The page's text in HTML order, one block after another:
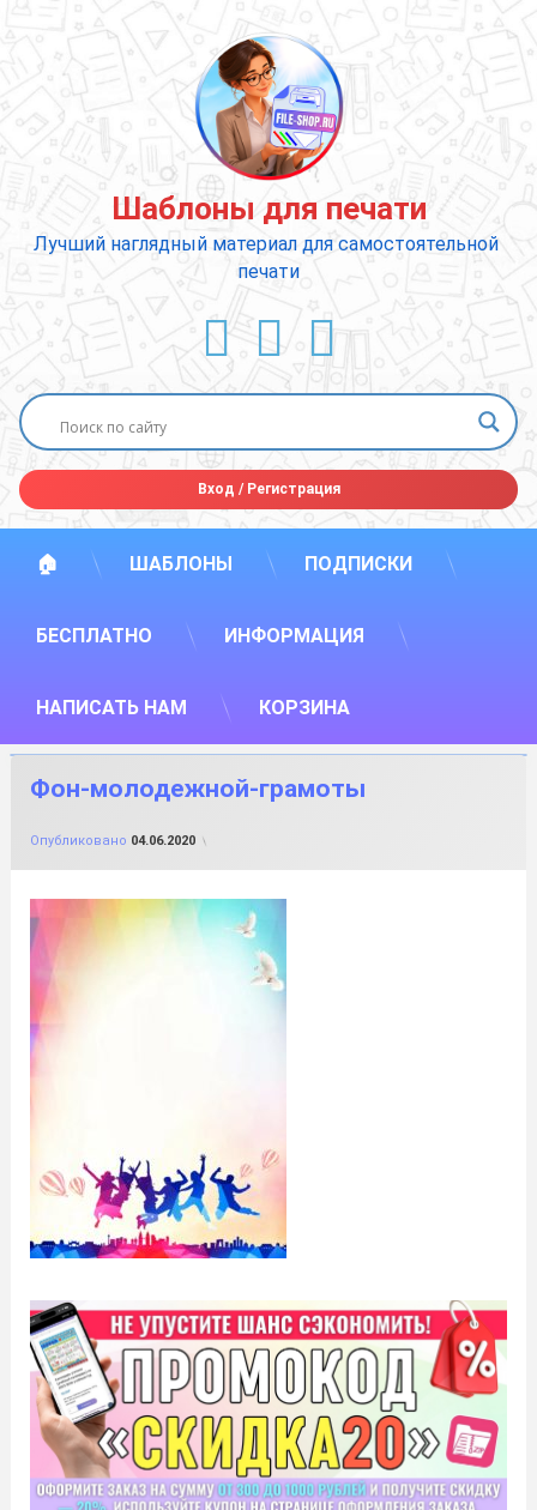
содержимому
Шаблоны для печати
Лучший наглядный материал для самостоятельной
печати
ВКонтакте
YouTube
E-mail
Вход /Регистрация
🏠 ШАБЛОНЫ ПОДПИСКИ
БЕСПЛАТНО ИНФОРМАЦИЯ
НАПИСАТЬ НАМ КОРЗИНА
Фон-молодежной-грамоты
Опубликовано 04.06.2020